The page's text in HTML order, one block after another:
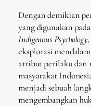
Dengan demikian
yang digunakan
Indigenous Psychology
eksplorasi
atribut perilaku dan
masyarakat
menjadi sebuah
mengembangkan